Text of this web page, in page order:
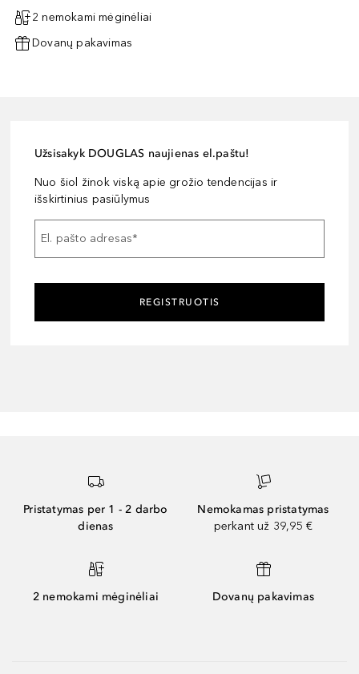
2 nemokami mėginėliai
Dovanų pakavimas
Užsisakyk DOUGLAS naujienas el.paštu!
Nuo šiol žinok viską apie grožio tendencijas ir
išskirtinius pasiūlymus
El. pašto adresas*
REGISTRUOTIS
Pristatymas per 1 - 2 darbo
dienas
Nemokamas pristatymas
perkant už 39,95 €
2 nemokami mėginėliai Dovanų pakavimas